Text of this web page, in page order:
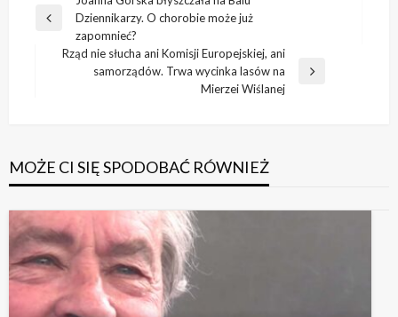
wpisu
Poprzedni
Dziennikarzy. O chorobie może już
zapomnieć?
Następny
Rząd nie słucha ani Komisji Europejskiej, ani
samorządów. Trwa wycinka lasów na
Mierzei Wiślanej
MOŻE CI SIĘ SPODOBAĆ RÓWNIEŻ